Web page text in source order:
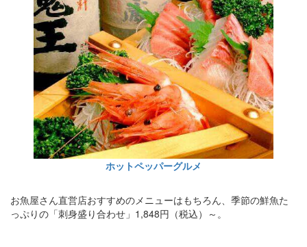
ホットペッパーグルメ
お魚屋さん直営店おすすめのメニューはもちろん、季節の鮮魚た
っぷりの「刺身盛り合わせ」1,848円（税込）～。